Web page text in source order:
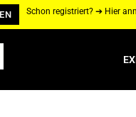
Schon registriert? ➔ Hier